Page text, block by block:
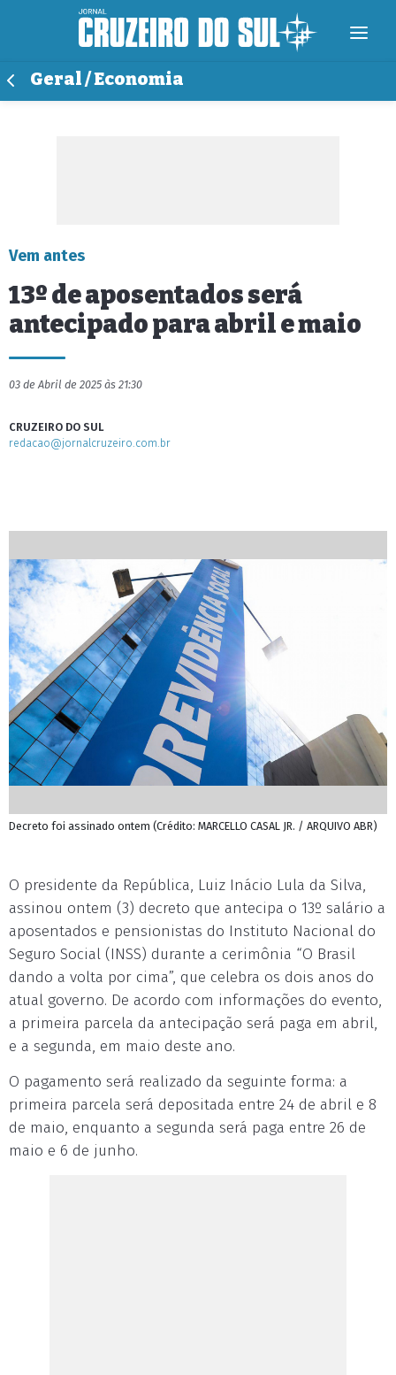
Geral / Economia
Vem antes
13º de aposentados será
antecipado para abril e maio
03 de Abril de 2025 às 21:30
CRUZEIRO DO SUL
redacao@jornalcruzeiro.com.br
Decreto foi assinado ontem (Crédito: MARCELLO CASAL JR. / ARQUIVO ABR)
O presidente da República, Luiz Inácio Lula da Silva,
assinou ontem (3) decreto que antecipa o 13º salário a
aposentados e pensionistas do Instituto Nacional do
Seguro Social (INSS) durante a cerimônia “O Brasil
dando a volta por cima”, que celebra os dois anos do
atual governo. De acordo com informações do evento,
a primeira parcela da antecipação será paga em abril,
e a segunda, em maio deste ano.
O pagamento será realizado da seguinte forma: a
primeira parcela será depositada entre 24 de abril e 8
de maio, enquanto a segunda será paga entre 26 de
maio e 6 de junho.